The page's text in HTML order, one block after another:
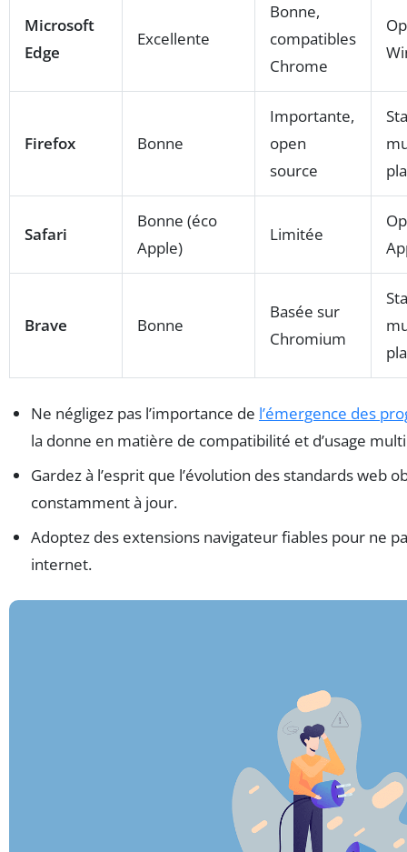
Microsoft
Edge
Excellente
Bonne,
compatibles
Chrome
Firefox Bonne
Importante,
open
source
Safari
Bonne (éco
Apple)
Limitée
Brave Bonne
Basée sur
Chromium
Ne négligez pas l’importance de l’émergence des
la donne en matière de compatibilité et d’usage
Gardez à l’esprit que l’évolution des standards web
constamment à jour.
Adoptez des extensions navigateur fiables pour ne
internet.